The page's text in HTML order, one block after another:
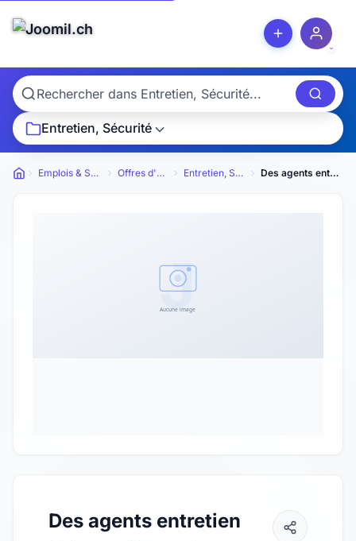
Entretien, Sécurité
Petites annonces
Emplois & Services Offres d'emploi Entretien, Sécurité Des agents entretien
Des agents entretien